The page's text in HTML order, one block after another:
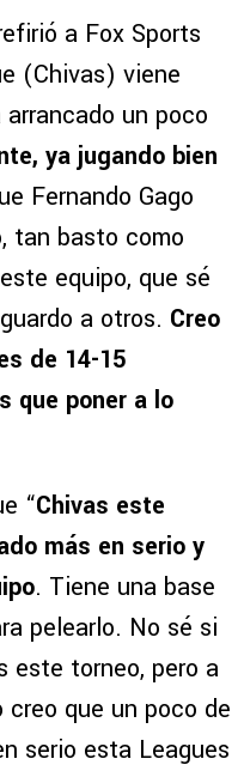
a Fox Sports
(Chivas) viene
un poco
ya jugando bien
Fernando Gago
tan basto como
equipo, que sé
a otros. Creo
de 14-15
que poner a lo
“Chivas este
más en serio y
. Tiene una base
pelearlo. No sé si
este torneo, pero a
que un poco de
serio esta Leagues